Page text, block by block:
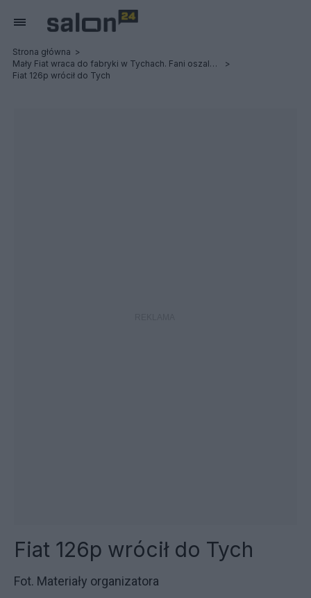
Strona główna
Mały Fiat wraca do fabryki w Tychach. Fani oszaleli [MAMY ZDJĘCIA]
Fiat 126p wrócił do Tych
Fiat 126p wrócił do Tych
Fot. Materiały organizatora